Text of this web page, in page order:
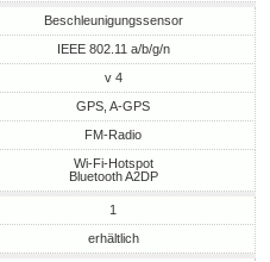
Beschleunigungssensor
IEEE 802.11 a/b/g/n
v 4
GPS, A-GPS
FM-Radio
Wi-Fi-Hotspot
Bluetooth A2DP
1
erhältlich